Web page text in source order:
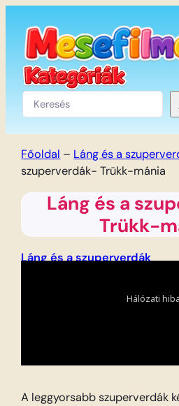
tartalomhoz
Keresés
Főoldal – Láng és a
szuperverdák- Trükk-mánia
Láng és a
Trükk-
Láng és a szuperverdák
A leggyorsabb szuperverdák